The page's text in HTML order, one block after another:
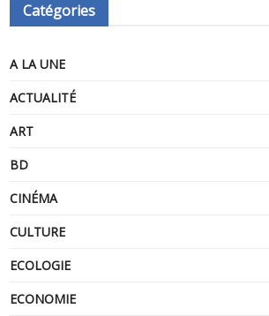
Catégories
A LA UNE
ACTUALITÉ
ART
BD
CINÉMA
CULTURE
ECOLOGIE
ECONOMIE